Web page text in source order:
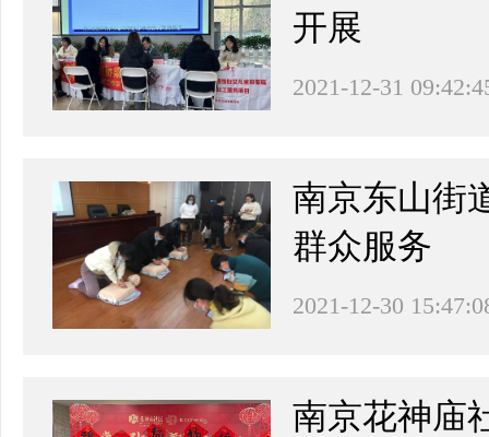
开展
2021-12-31
南京东山街
群众服务
2021-12-30
南京花神庙